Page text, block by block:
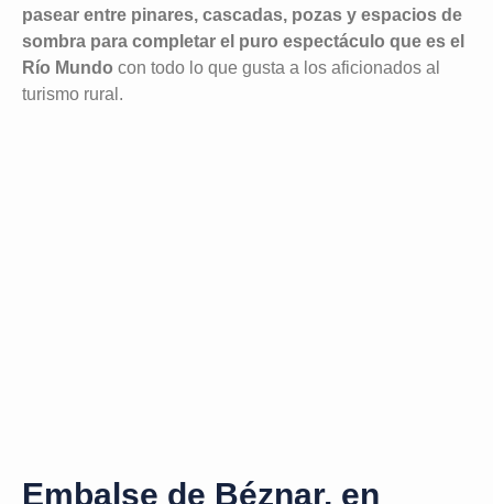
pasear entre pinares, cascadas, pozas y espacios de
sombra para completar el puro espectáculo que es el
Río Mundo con todo lo que gusta a los aficionados al
turismo rural.
Embalse de Béznar, en